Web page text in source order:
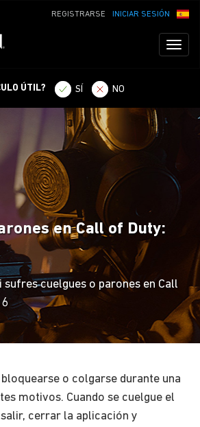
INICIAR SESIÓN
REGISTRARSE
ÚTIL? SÍ NO
en Call of Duty:
sufres cuelgues o parones en Call
o colgarse durante una
motivos. Cuando se cuelgue el
cerrar la aplicación y